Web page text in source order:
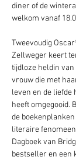
diner of de
welkom vanaf
Tweevoudig
Zellweger keert
tijdloze heldin
vrouw die met
leven en de liefde
heeft omgegooid.
de
literaire
Dagboek van
bestseller en een